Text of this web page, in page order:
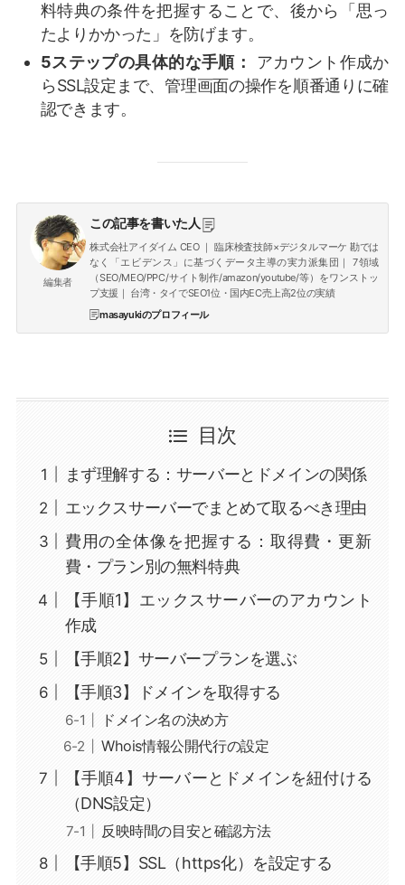
料特典の条件を把握することで、後から「思っ
たよりかかった」を防げます。
5ステップの具体的な手順：
アカウント作成か
らSSL設定まで、管理画面の操作を順番通りに確
認できます。
編集者
この記事を書いた人
株式会社アイダイム CEO ｜ 臨床検査技師×デジタルマーケ 勘では
なく「エビデンス」に基づくデータ主導の実力派集団｜ 7領域
（SEO/MEO/PPC/サイト制作/amazon/youtube/等）をワンストッ
プ支援｜ 台湾・タイでSEO1位・国内EC売上高2位の実績
masayukiのプロフィール
目次
まず理解する：サーバーとドメインの関係
エックスサーバーでまとめて取るべき理由
費用の全体像を把握する：取得費・更新
費・プラン別の無料特典
【手順1】エックスサーバーのアカウント
作成
【手順2】サーバープランを選ぶ
【手順3】ドメインを取得する
ドメイン名の決め方
Whois情報公開代行の設定
【手順4】サーバーとドメインを紐付ける
（DNS設定）
反映時間の目安と確認方法
【手順5】SSL（https化）を設定する